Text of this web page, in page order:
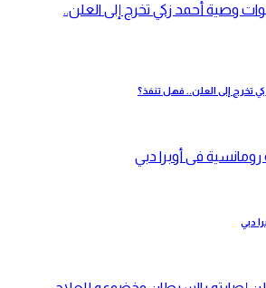
تخرج إلى العلن.. فهل تنفذ؟
دبي